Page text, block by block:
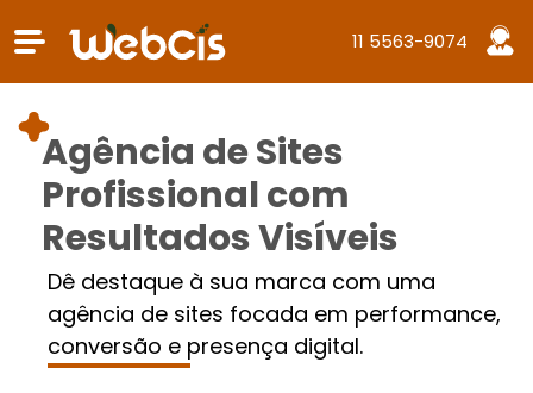
11 5563-9074
Agência de Sites
Profissional com
Resultados Visíveis
Dê destaque à sua marca com uma
agência de sites focada em performance,
conversão e presença digital.